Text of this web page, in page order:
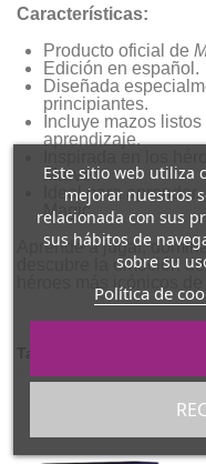
Características:
Producto oficial de
Edición en español.
Diseñada
principiantes.
Incluye mazos
aprendizaje.
Marvel.
Ideal para
Magic.
Aprende a jugar,
descubre la emoción
héroes más icónicos de
También podría
Este sitio web utiliza
mejorar nuestros
relacionada con sus
sus hábitos de
sobre su
Política de